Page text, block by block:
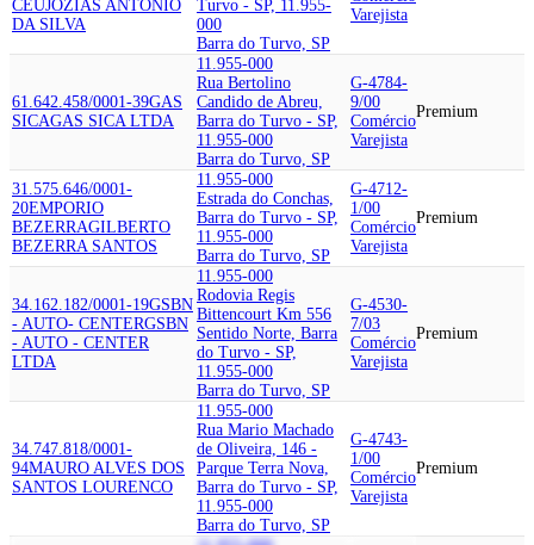
CEUJOZIAS ANTONIO
DA SILVA
Turvo - SP, 11.955-
000
Barra do Turvo, SP
Varejista
61.642.458/0001-39GAS
SICAGAS SICA LTDA
11.955-000
Rua Bertolino
Candido de Abreu,
Barra do Turvo - SP,
11.955-000
Barra do Turvo, SP
G-4784-
9/00
Comércio
Varejista
Premium
31.575.646/0001-
20EMPORIO
BEZERRAGILBERTO
BEZERRA SANTOS
11.955-000
Estrada do Conchas,
Barra do Turvo - SP,
11.955-000
Barra do Turvo, SP
G-4712-
1/00
Comércio
Varejista
Premium
34.162.182/0001-19GSBN
- AUTO- CENTERGSBN
- AUTO - CENTER
LTDA
11.955-000
Rodovia Regis
Bittencourt Km 556
Sentido Norte, Barra
do Turvo - SP,
11.955-000
Barra do Turvo, SP
G-4530-
7/03
Comércio
Varejista
Premium
34.747.818/0001-
94MAURO ALVES DOS
SANTOS LOURENCO
11.955-000
Rua Mario Machado
de Oliveira, 146 -
Parque Terra Nova,
Barra do Turvo - SP,
11.955-000
Barra do Turvo, SP
G-4743-
1/00
Comércio
Varejista
Premium